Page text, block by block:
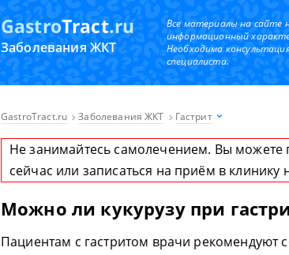
GastroTract.ru
Заболевания ЖКТ
Все материалы на сайте
информационный
Необходима
специалиста.
GastroTract.ru Заболевания ЖКТ Гастрит
Не занимайтесь самолечением. Вы можете
сейчас или записаться на приём в клинику
Можно ли кукурузу при
Пациентам с гастритом врачи рекомендуют